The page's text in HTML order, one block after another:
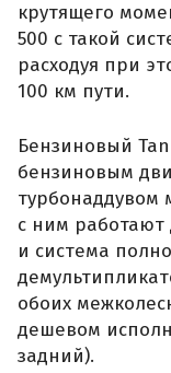
крутящего
500 с такой
расходуя при
100 км пути.
Бензиновый
бензиновым
турбонаддувом
с ним работают
и система
обоих
дешевом
задний).